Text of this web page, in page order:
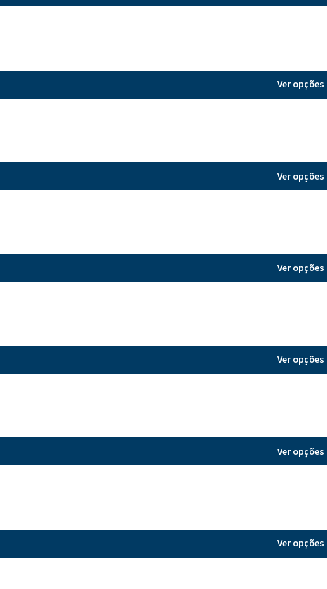
Ver opções
Ver opções
Ver opções
Ver opções
Ver opções
Ver opções